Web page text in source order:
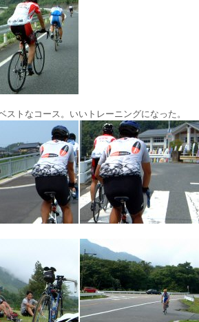
トなコース。いいトレーニングになった。